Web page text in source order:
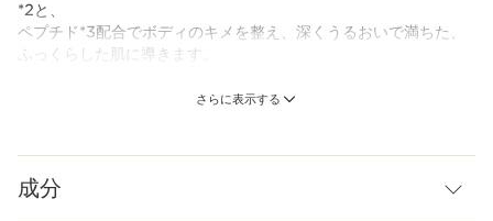
さらに表示する
*2と、
ペプチド*3配合でボディのキメを整え、深くうるおいで満ちた、
ふっくらした肌に導きます。
瞬時になめらかに、全方位から光を跳ね返すような抜かりないシ
成分